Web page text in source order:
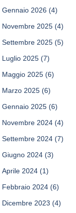
Gennaio 2026 (4)
Novembre 2025 (4)
Settembre 2025 (5)
Luglio 2025 (7)
Maggio 2025 (6)
Marzo 2025 (6)
Gennaio 2025 (6)
Novembre 2024 (4)
Settembre 2024 (7)
Giugno 2024 (3)
Aprile 2024 (1)
Febbraio 2024 (6)
Dicembre 2023 (4)